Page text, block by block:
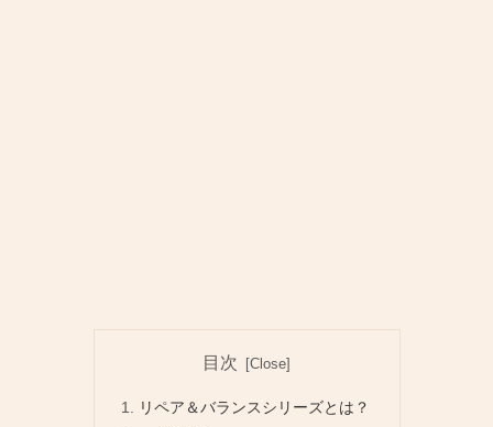
目次
リペア＆バランスシリーズとは？